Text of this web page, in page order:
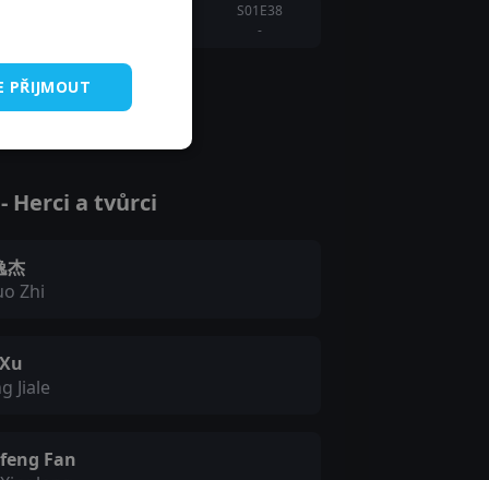
S01E38
-
Herci a tvůrci
杰
Zhi
Jiale
Fan
PŘIJMOUT